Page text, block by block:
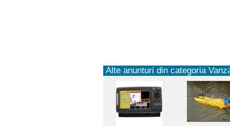
Alte anunturi din categoria